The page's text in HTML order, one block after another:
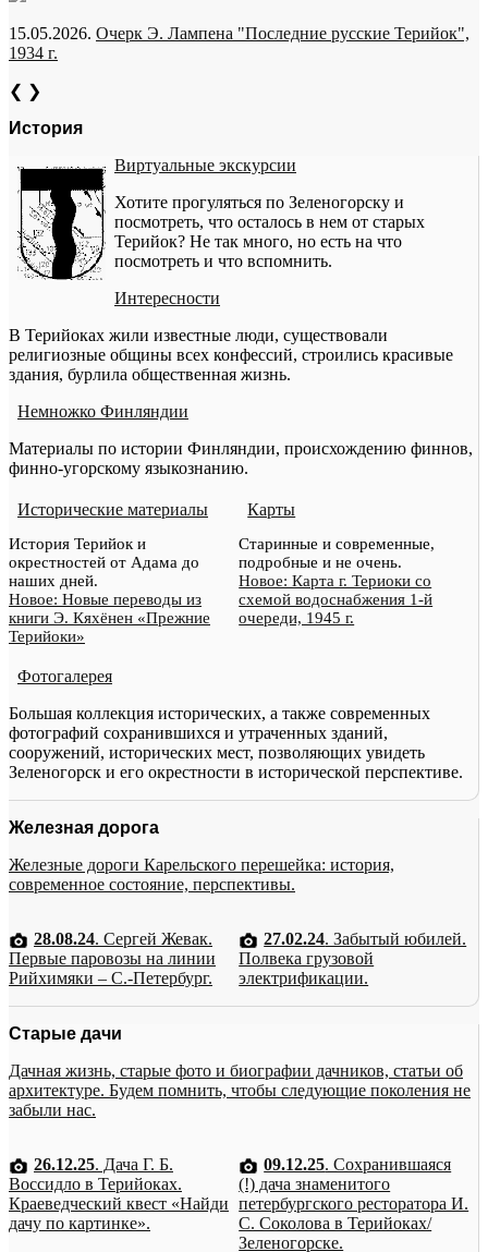
15.05.2026. Очерк Э. Лампена "Последние русские Терийок",
1934 г.
❮ ❯
История
Виртуальные экскурсии
Хотите прогуляться по Зеленогорску и
посмотреть, что осталось в нем от старых
Терийок? Не так много, но есть на что
посмотреть и что вспомнить.
Интересности
В Терийоках жили известные люди, существовали
религиозные общины всех конфессий, строились красивые
здания, бурлила общественная жизнь.
Немножко Финляндии
Материалы по истории Финляндии, происхождению финнов,
финно-угорскому языкознанию.
Исторические материалы
История Терийок и
окрестностей от Адама до
наших дней.
Новое: Новые переводы из
книги Э. Кяхёнен «Прежние
Терийоки»
Карты
Старинные и современные,
подробные и не очень.
Новое: Карта г. Териоки со
схемой водоснабжения 1-й
очереди, 1945 г.
Фотогалерея
Большая коллекция исторических, а также современных
фотографий сохранившихся и утраченных зданий,
сооружений, исторических мест, позволяющих увидеть
Зеленогорск и его окрестности в исторической перспективе.
Железная дорога
Железные дороги Карельского перешейка: история,
современное состояние, перспективы.
28.08.24. Сергей Жевак.
Первые паровозы на линии
Рийхимяки – С.-Петербург.
27.02.24. Забытый юбилей.
Полвека грузовой
электрификации.
Старые дачи
Дачная жизнь, старые фото и биографии дачников, статьи об
архитектуре. Будем помнить, чтобы следующие поколения не
забыли нас.
26.12.25. Дача Г. Б.
Воссидло в Терийоках.
Краеведческий квест «Найди
дачу по картинке».
09.12.25. Сохранившаяся
(!) дача знаменитого
петербургского ресторатора И.
С. Соколова в Терийоках/
Зеленогорске.